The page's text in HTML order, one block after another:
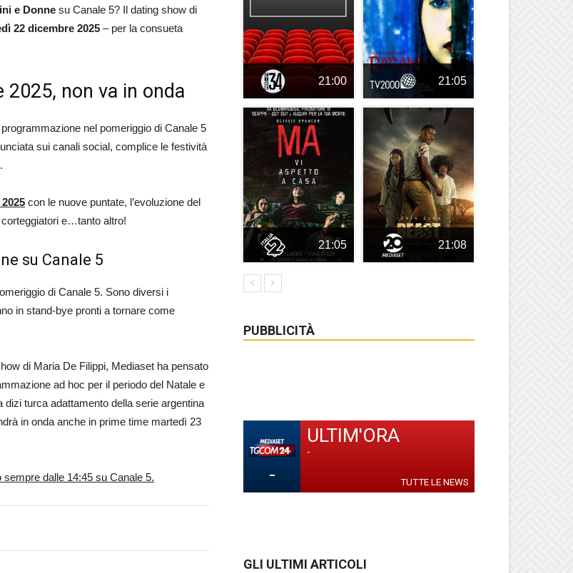
e Donne su Canale 5? Il dating show di
22 dicembre 2025 – per la consueta
2025, non va in onda
nel pomeriggio di Canale 5
sui canali social, complice le festività
con le nuove puntate, l’evoluzione del
e…tanto altro!
su Canale 5
di Canale 5. Sono diversi i
in stand-bye pronti a tornare come
di Maria De Filippi, Mediaset ha pensato
ad hoc per il periodo del Natale e
dizi turca adattamento della serie argentina
in onda anche in prime time martedì 23
sempre dalle 14:45 su Canale 5.
21:00 21:05
21:05 21:08
PUBBLICITÀ
-
ULTIM'ORA
-
TUTTE LE NEWS
GLI ULTIMI ARTICOLI